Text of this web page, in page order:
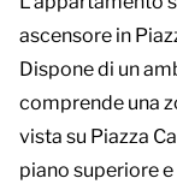
ascensore in
Dispone di un
comprende una
vista su Piazza
piano superiore